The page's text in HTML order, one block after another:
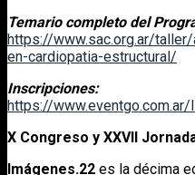
Temario completo del
https://www.sac.org.ar/
en-cardiopatia-estructural/
Inscripciones:
https://
X Congreso y XXVII
Imágenes.22 es la décima